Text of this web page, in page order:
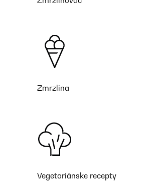
Zmrzlina
Vegetariánske recepty